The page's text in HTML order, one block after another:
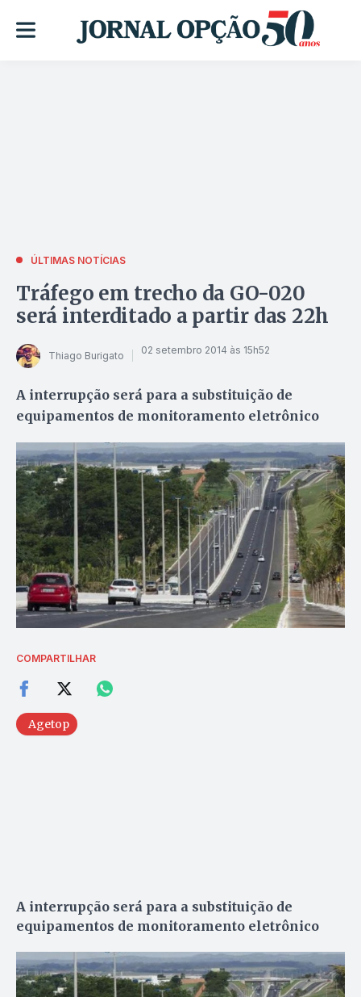
ÚLTIMAS NOTÍCIAS
Tráfego em trecho da GO-020
será interditado a partir das 22h
Thiago Burigato 02 setembro 2014 às 15h52
A interrupção será para a substituição de
equipamentos de monitoramento eletrônico
COMPARTILHAR
Agetop
A interrupção será para a substituição de
equipamentos de monitoramento eletrônico